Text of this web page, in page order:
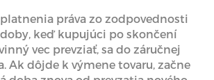
práva zo zodpovednosti
doby, keď kupujúci po skončení
vec prevziať, sa do záručnej
Ak dôjde k výmene tovaru, začne